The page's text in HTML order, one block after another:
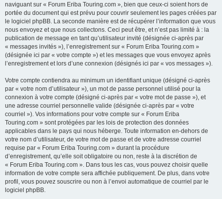
naviguant sur « Forum Eriba Touring.com », bien que ceux-ci soient hors de
portée du document qui est prévu pour couvrir seulement les pages créées par
le logiciel phpBB. La seconde manière est de récupérer l’information que vous
nous envoyez et que nous collectons. Ceci peut être, et n’est pas limité à : la
publication de message en tant qu’utilisateur invité (désignée ci-après par
« messages invités »), l’enregistrement sur « Forum Eriba Touring.com »
(désignée ici par « votre compte ») et les messages que vous envoyez après
l’enregistrement et lors d’une connexion (désignés ici par « vos messages »).
Votre compte contiendra au minimum un identifiant unique (désigné ci-après
par « votre nom d’utilisateur »), un mot de passe personnel utilisé pour la
connexion à votre compte (désigné ci-après par « votre mot de passe »), et
une adresse courriel personnelle valide (désignée ci-après par « votre
courriel »). Vos informations pour votre compte sur « Forum Eriba
Touring.com » sont protégées par les lois de protection des données
applicables dans le pays qui nous héberge. Toute information en-dehors de
votre nom d’utilisateur, de votre mot de passe et de votre adresse courriel
requise par « Forum Eriba Touring.com » durant la procédure
d’enregistrement, qu’elle soit obligatoire ou non, reste à la discrétion de
« Forum Eriba Touring.com ». Dans tous les cas, vous pouvez choisir quelle
information de votre compte sera affichée publiquement. De plus, dans votre
profil, vous pouvez souscrire ou non à l’envoi automatique de courriel par le
logiciel phpBB.